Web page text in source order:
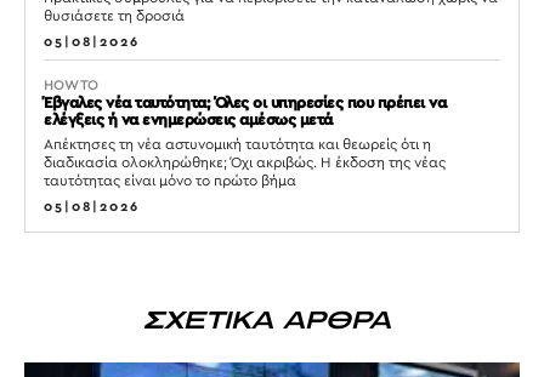
θυσιάσετε τη δροσιά
05|08|2026
HOW TO
Έβγαλες νέα ταυτότητα; Όλες οι υπηρεσίες που πρέπει να
ελέγξεις ή να ενημερώσεις αμέσως μετά
Απέκτησες τη νέα αστυνομική ταυτότητα και θεωρείς ότι η
διαδικασία ολοκληρώθηκε; Όχι ακριβώς. Η έκδοση της νέας
ταυτότητας είναι μόνο το πρώτο βήμα
05|08|2026
ΣΧΕΤΙΚΑ ΑΡΘΡΑ